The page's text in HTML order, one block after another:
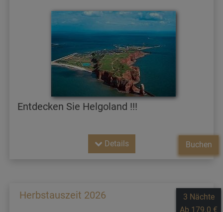
Entdecken Sie Helgoland !!!
Buchen
Details
Herbstauszeit 2026
3 Nächte
Ab 179.0 €